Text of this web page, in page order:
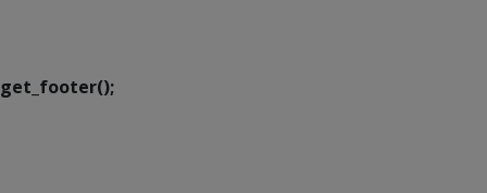
get_footer();